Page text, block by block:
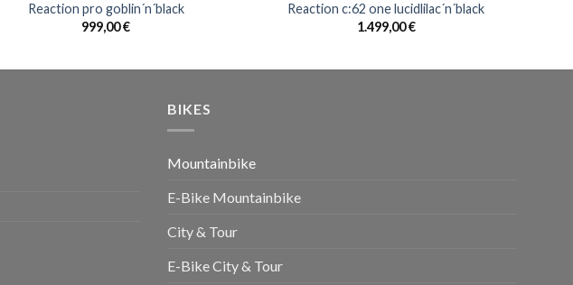
Reaction pro goblin´n´black
999,00€
Reaction c:62 one lucidlilac´n´black
1.499,00€
BIKES
Mountainbike
E-Bike Mountainbike
City & Tour
E-Bike City & Tour